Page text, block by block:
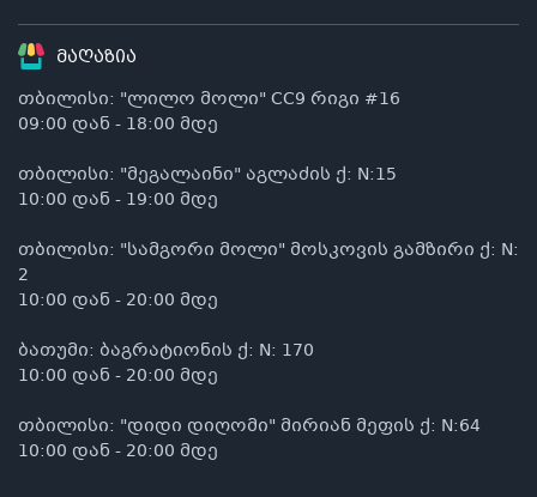
მაღაზია
თბილისი: "ლილო მოლი" CC9 რიგი #16
09:00 დან - 18:00 მდე
თბილისი: "მეგალაინი" აგლაძის ქ: N:15
10:00 დან - 19:00 მდე
თბილისი: "სამგორი მოლი" მოსკოვის გამზირი ქ: N:
2
10:00 დან - 20:00 მდე
ბათუმი: ბაგრატიონის ქ: N: 170
10:00 დან - 20:00 მდე
თბილისი: "დიდი დიღომი" მირიან მეფის ქ: N:64
10:00 დან - 20:00 მდე